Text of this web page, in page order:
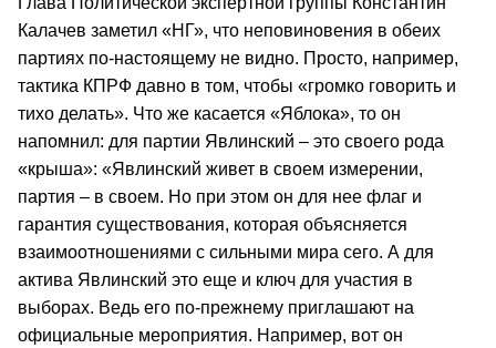
Калачев заметил «НГ», что неповиновения в обеих
партиях по-настоящему не видно. Просто, например,
тактика КПРФ давно в том, чтобы «громко говорить и
тихо делать». Что же касается «Яблока», то он
напомнил: для партии Явлинский – это своего рода
«крыша»: «Явлинский живет в своем измерении,
партия – в своем. Но при этом он для нее флаг и
гарантия существования, которая объясняется
взаимоотношениями с сильными мира сего. А для
актива Явлинский это еще и ключ для участия в
выборах. Ведь его по-прежнему приглашают на
официальные мероприятия. Например, вот он